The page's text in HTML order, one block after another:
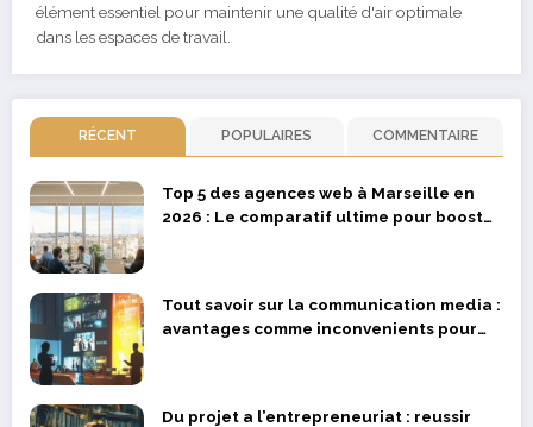
élément essentiel pour maintenir une qualité d'air optimale
dans les espaces de travail.
RÉCENT POPULAIRES COMMENTAIRE
Top 5 des agences web à Marseille en
2026 : Le comparatif ultime pour booster
Tout savoir sur la communication media :
avantages comme inconvenients pour
Du projet a l’entrepreneuriat : reussir